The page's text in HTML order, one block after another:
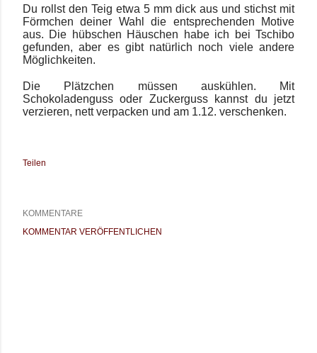
Du rollst den Teig etwa 5 mm dick aus und stichst mit
Förmchen deiner Wahl die entsprechenden Motive
aus. Die hübschen Häuschen habe ich bei Tschibo
gefunden, aber es gibt natürlich noch viele andere
Möglichkeiten.
Die Plätzchen müssen auskühlen. Mit
Schokoladenguss oder Zuckerguss kannst du jetzt
verzieren, nett verpacken und am 1.12. verschenken.
Teilen
KOMMENTARE
KOMMENTAR VERÖFFENTLICHEN